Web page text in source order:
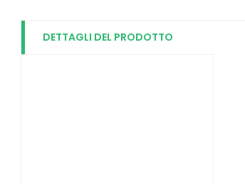
DETTAGLI DEL PRODOTTO